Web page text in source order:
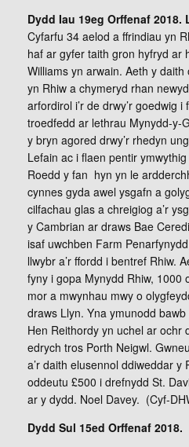
Dydd Iau 19eg Orffenaf
Cyfarfu 34 aelod a ffrindiau yn
haf ar gyfer taith gron hyfryd ar
Williams yn arwain. Aeth y
yn Rhiw a chymeryd rhan
arfordirol i’r de drwy’r goedwig i
troedfedd ar lethrau Mynydd-y-
y bryn agored drwy’r rhedyn
Lefain ac i flaen pentir
Roedd y fan hyn yn le
cynnes gyda awel ysgafn a
cilfachau glas a chreigiog a’r
y Cambrian ar draws Bae
isaf uwchben Farm
llwybr a’r ffordd i bentref Rhiw.
fyny i gopa Mynydd Rhiw, 1000
mor a mwynhau mwy o
draws Llyn. Yna ymunodd
Hen Reithordy yn uchel ar ochr
edrych tros Porth Neigwl.
a’r daith elusennol ddiweddar y
oddeutu £500 i drefnydd St.
ar y dydd. Noel Davey. (Cyf-
Dydd Sul 15ed Orffenaf 2018.